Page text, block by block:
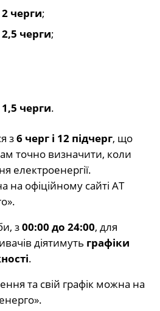
2 черги;
2,5 черги;
1,5 черги.
з6 черг і 12 підчерг, що
точно визначити, коли
електроенергії.
на офіційному сайті АТ
з00:00 до 24:00, для
діятимуть графіки
.
та свій графік можна на